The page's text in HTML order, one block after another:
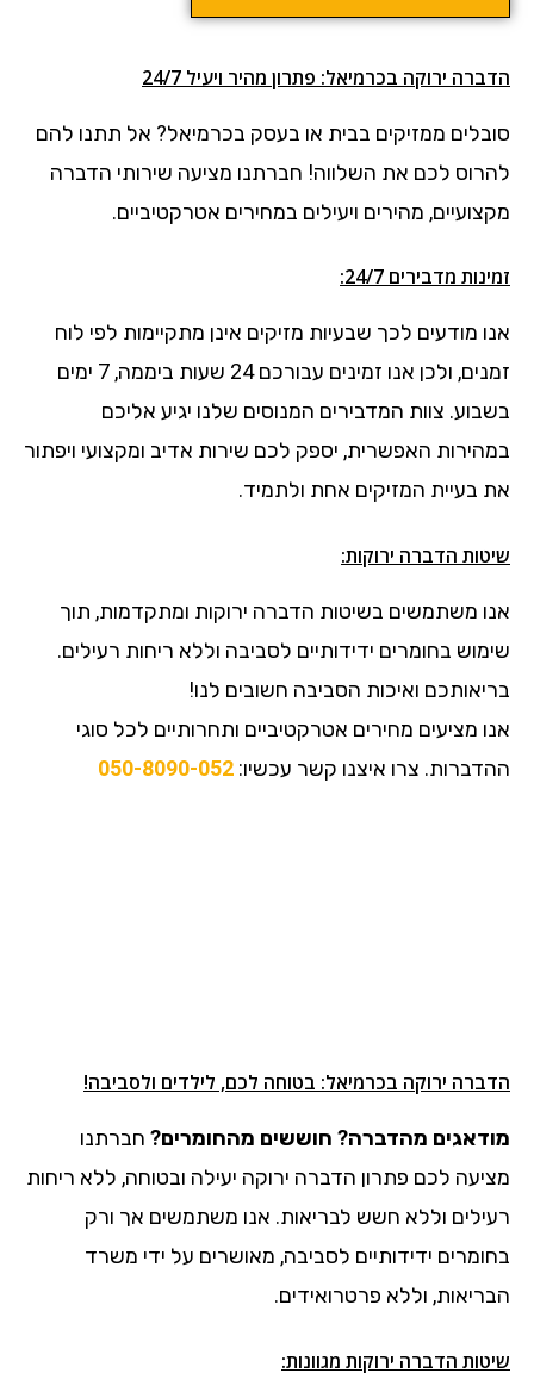
הדברה ירוקה בכרמיאל: פתרון מהיר ויעיל 24/7
סובלים ממזיקים בבית או בעסק בכרמיאל? אל תתנו להם
להרוס לכם את השלווה! חברתנו מציעה שירותי הדברה
מקצועיים, מהירים ויעילים במחירים אטרקטיביים.
זמינות מדבירים 24/7:
אנו מודעים לכך שבעיות מזיקים אינן מתקיימות לפי לוח
זמנים, ולכן אנו זמינים עבורכם 24 שעות ביממה, 7 ימים
בשבוע. צוות המדבירים המנוסים שלנו יגיע אליכם
במהירות האפשרית, יספק לכם שירות אדיב ומקצועי ויפתור
את בעיית המזיקים אחת ולתמיד.
שיטות הדברה ירוקות:
אנו משתמשים בשיטות הדברה ירוקות ומתקדמות, תוך
שימוש בחומרים ידידותיים לסביבה וללא ריחות רעילים.
בריאותכם ואיכות הסביבה חשובים לנו!
אנו מציעים מחירים אטרקטיביים ותחרותיים לכל סוגי
ההדברות. צרו איצנו קשר עכשיו: 050-8090-052
הדברה ירוקה בכרמיאל: בטוחה לכם, לילדים ולסביבה!
מודאגים מהדברה? חוששים מהחומרים? חברתנו
מציעה לכם פתרון הדברה ירוקה יעילה ובטוחה, ללא ריחות
רעילים וללא חשש לבריאות. אנו משתמשים אך ורק
בחומרים ידידותיים לסביבה, מאושרים על ידי משרד
הבריאות, וללא פרטרואידים.
שיטות הדברה ירוקות מגוונות: